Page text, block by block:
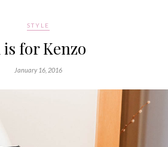
STYLE
is for Kenzo
January 16, 2016